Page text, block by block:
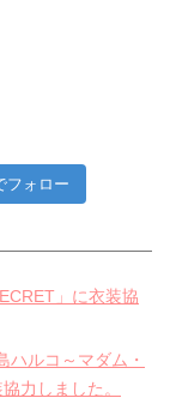
フォロー
」に衣装協
ルコ～マダム・
力しました。